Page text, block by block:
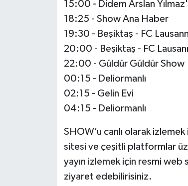
15:00 - Didem Arslan
18:25 - Show Ana Haber
19:30 - Beşiktaş - FC
20:00 - Beşiktaş - FC
22:00 - Güldür Güldür Show
00:15 - Deliormanlı
02:15 - Gelin Evi
04:15 - Deliormanlı
SHOW’u canlı olarak
sitesi ve çeşitli platformlar
yayın izlemek için resmi web
ziyaret edebilirisiniz.